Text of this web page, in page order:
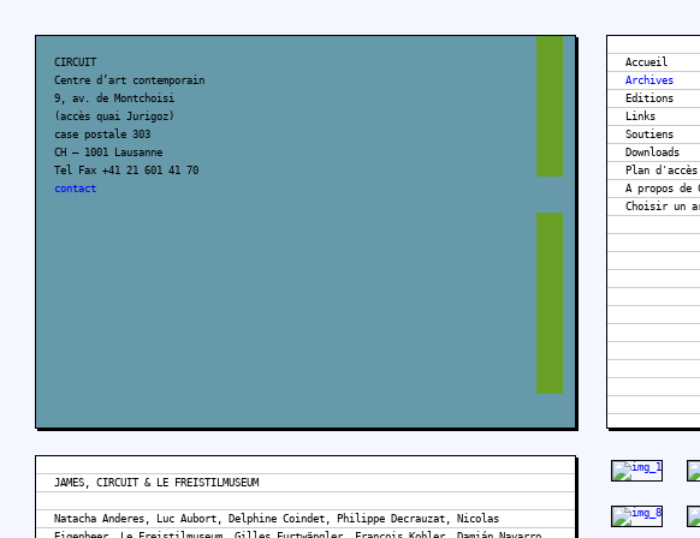
CIRCUIT
Centre d’art contemporain
9, av. de Montchoisi
(accès quai Jurigoz)
case postale 303
CH – 1001 Lausanne
Tel Fax +41 21 601 41 70
contact
Accueil
Archives
Editions
Links
Soutiens
Downloads
Plan d'accès
A propos
JAMES, CIRCUIT & LE FREISTILMUSEUM
Natacha Anderes, Luc Aubort, Delphine Coindet, Philippe Decrauzat, Nicolas